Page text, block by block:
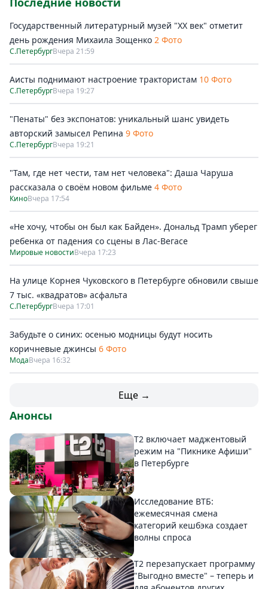
Государственный литературный музей "ХХ век" отметит
день рождения Михаила Зощенко 2 Фото
С.ПетербургВчера 21:59
Аисты поднимают настроение трактористам 10 Фото
С.ПетербургВчера 19:27
"Пенаты" без экспонатов: уникальный шанс увидеть
авторский замысел Репина 9 Фото
С.ПетербургВчера 19:21
"Там, где нет чести, там нет человека": Даша Чаруша
рассказала о своём новом фильме 4 Фото
КиноВчера 17:54
«Не хочу, чтобы он был как Байден». Дональд Трамп уберег
ребенка от падения со сцены в Лас-Вегасе
Мировые новостиВчера 17:23
На улице Корнея Чуковского в Петербурге обновили свыше
7 тыс. «квадратов» асфальта
С.ПетербургВчера 17:01
Забудьте о синих: осенью модницы будут носить
коричневые джинсы 6 Фото
МодаВчера 16:32
Еще →
Анонсы
Т2 включает маджентовый
режим на "Пикнике Афиши"
в Петербурге
Исследование ВТБ:
ежемесячная смена
категорий кешбэка создает
волны спроса
Т2 перезапускает программу
"Выгодно вместе" – теперь и